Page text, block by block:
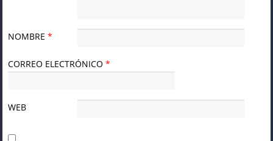
NOMBRE*
CORREO ELECTRÓNICO*
WEB